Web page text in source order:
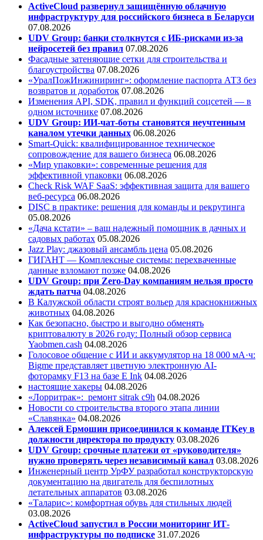
ActiveCloud развернул защищённую облачную
инфраструктуру для российского бизнеса в Беларуси
07.08.2026
UDV Group: банки столкнутся с ИБ-рисками из-за
нейросетей без правил 07.08.2026
Фасадные затеняющие сетки для строительства и
благоустройства 07.08.2026
«УралПожИнжиниринг»: оформление паспорта АТЗ без
возвратов и доработок 07.08.2026
Изменения API, SDK, правил и функций соцсетей — в
одном источнике 07.08.2026
UDV Group: ИИ-чат-боты становятся неучтенным
каналом утечки данных 06.08.2026
Smart-Quick: квалифицированное техническое
сопровождение для вашего бизнеса 06.08.2026
«Мир упаковки»: современные решения для
эффективной упаковки 06.08.2026
Check Risk WAF SaaS: эффективная защита для вашего
веб-ресурса 06.08.2026
DISC в практике: решения для команды и рекрутинга
05.08.2026
«Дача кстати» – ваш надежный помощник в дачных и
садовых работах 05.08.2026
Jazz Play: джазовый ансамбль цена 05.08.2026
ГИГАНТ — Комплексные системы: перехваченные
данные взломают позже 04.08.2026
UDV Group: при Zero-Day компаниям нельзя просто
ждать патча 04.08.2026
В Калужской области строят вольер для краснокнижных
животных 04.08.2026
Как безопасно, быстро и выгодно обменять
криптовалюту в 2026 году: Полный обзор сервиса
Yaobmen.cash 04.08.2026
Голосовое общение с ИИ и аккумулятор на 18 000 мА·ч:
Bigme представляет цветную электронную AI-
фоторамку F13 на базе E Ink 04.08.2026
настоящие хакеры 04.08.2026
«Лорритрак»: ремонт sitrak c9h 04.08.2026
Новости со строительства второго этапа линии
«Славянка» 04.08.2026
Алексей Ермошин присоединился к команде ITKey в
должности директора по продукту 03.08.2026
UDV Group: срочные платежи от «руководителя»
нужно проверять через независимый канал 03.08.2026
Инженерный центр УрФУ разработал конструкторскую
документацию на двигатель для беспилотных
летательных аппаратов 03.08.2026
«Таларис»: комфортная обувь для стильных людей
03.08.2026
ActiveCloud запустил в России мониторинг ИТ-
инфраструктуры по подписке 31.07.2026